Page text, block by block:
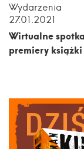
Wydarzenia
27.01.2021
Wirtualne
premiery